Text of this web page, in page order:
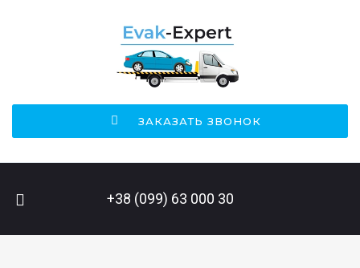
ЗАКАЗАТЬ ЗВОНОК
+38 (099) 63 000 30
ПОИСК НА САЙТЕ